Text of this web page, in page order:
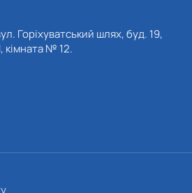
Горіхуватський шлях, буд. 19,
кімната № 12.